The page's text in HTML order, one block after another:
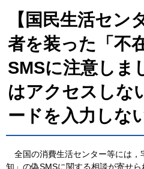
【国民生活セン
者を装った「不
SMSに注意しま
はアクセスしな
ードを入力しな
全国の消費生活センター等には，
知」の偽SMSに関する相談が寄せら